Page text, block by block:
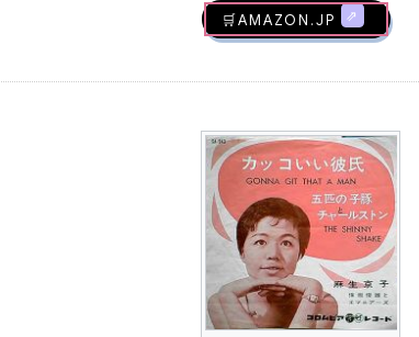
🛒AMAZON.jp